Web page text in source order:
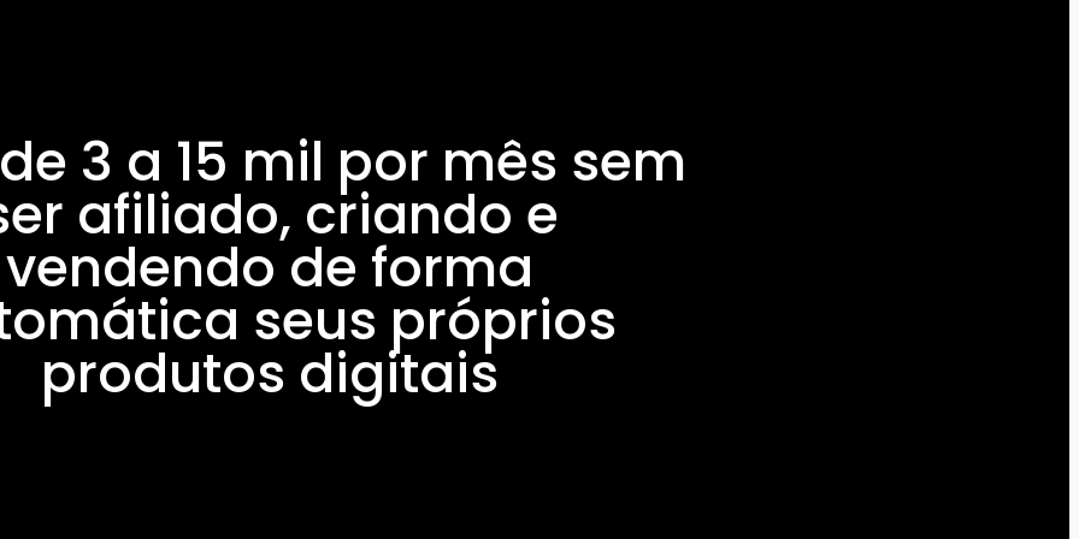
3 a 15 mil por mês sem
afiliado, criando e
vendendo de forma
seus próprios
produtos digitais